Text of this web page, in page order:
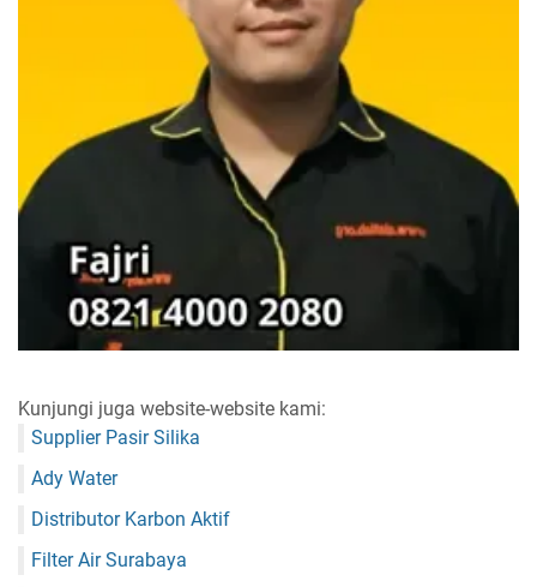
Kunjungi juga website-website kami:
Supplier Pasir Silika
Ady Water
Distributor Karbon Aktif
Filter Air Surabaya